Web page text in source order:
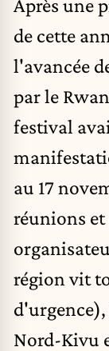
Après une
de cette
l'avancée
par le
festival
au 17
réunions
région vit
Nord-Kivu